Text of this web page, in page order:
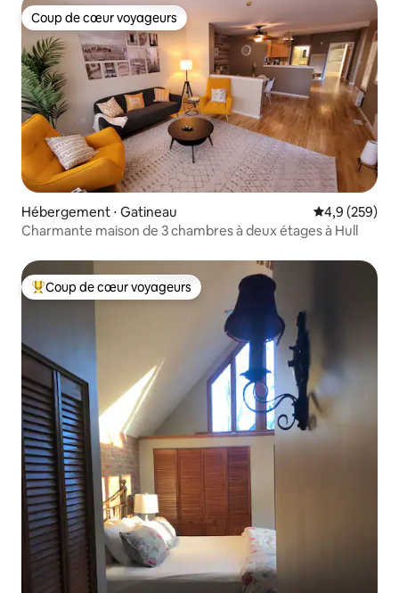
Coup de cœur voyageurs
Coup de cœur voyageurs
Hébergement ⋅ Gatineau Évaluation
4,9 (259)
Charmante maison de 3 chambres à deux étages à Hull
Coups de cœur voyageurs les plus appréciés
Coup de cœur voyageurs